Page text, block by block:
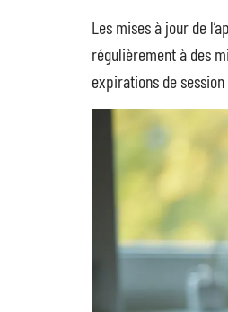
Les mises à jour de
régulièrement à des
expirations de